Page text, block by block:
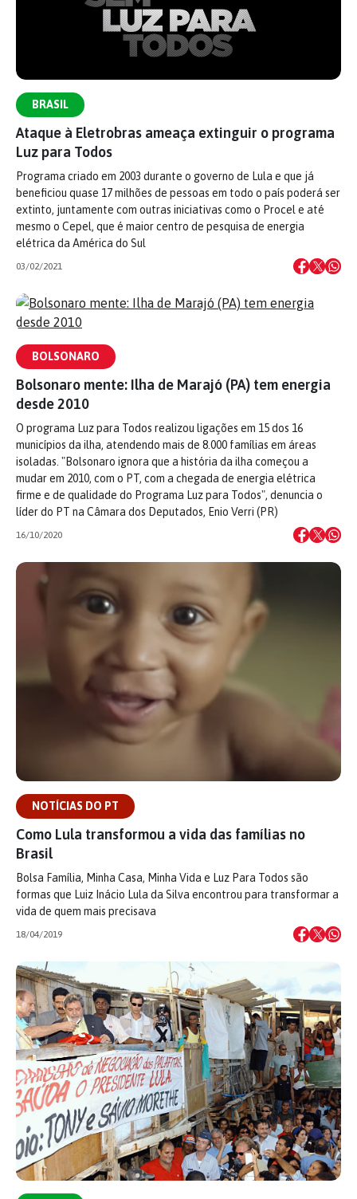
BRASIL
Ataque à Eletrobras ameaça extinguir o programa
Luz para Todos
Programa criado em 2003 durante o governo de Lula e que já
beneficiou quase 17 milhões de pessoas em todo o país poderá ser
extinto, juntamente com outras iniciativas como o Procel e até
mesmo o Cepel, que é maior centro de pesquisa de energia
elétrica da América do Sul
03/02/2021
BOLSONARO
Bolsonaro mente: Ilha de Marajó (PA) tem energia
desde 2010
O programa Luz para Todos realizou ligações em 15 dos 16
municípios da ilha, atendendo mais de 8.000 famílias em áreas
isoladas. "Bolsonaro ignora que a história da ilha começou a
mudar em 2010, com o PT, com a chegada de energia elétrica
firme e de qualidade do Programa Luz para Todos", denuncia o
líder do PT na Câmara dos Deputados, Enio Verri (PR)
16/10/2020
NOTÍCIAS DO PT
Como Lula transformou a vida das famílias no
Brasil
Bolsa Família, Minha Casa, Minha Vida e Luz Para Todos são
formas que Luiz Inácio Lula da Silva encontrou para transformar a
vida de quem mais precisava
18/04/2019